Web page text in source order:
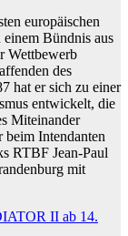
europäischen
Bündnis aus
Wettbewerb
des
hat er sich zu einer
entwickelt, die
Miteinander
beim Intendanten
RTBF Jean-Paul
mit
II ab 14.